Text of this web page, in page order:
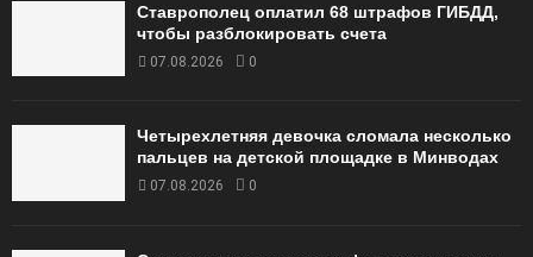
Ставрополец оплатил 68 штрафов ГИБДД,
чтобы разблокировать счета
07.08.2026 0
Четырехлетняя девочка сломала несколько
пальцев на детской площадке в Минводах
07.08.2026 0